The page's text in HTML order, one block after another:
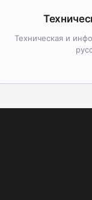
Техническая и